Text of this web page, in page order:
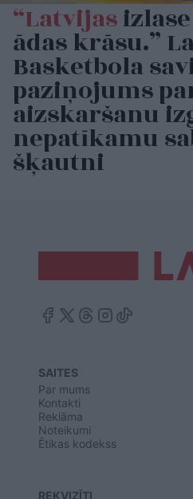
“Latvijas
ādas krāsu.”
Basketbola
paziņojums
aizskaršanu
nepatīkamu
šķautni
SAITES
Par mums
Kontakti
Reklāma
Noteikumi
Ētikas kodekss
REKVIZĪTI